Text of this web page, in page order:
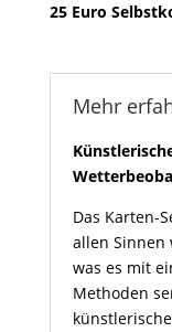
25 Euro
Mehr
Das Karten-
allen Sinnen
was es mit
Methoden